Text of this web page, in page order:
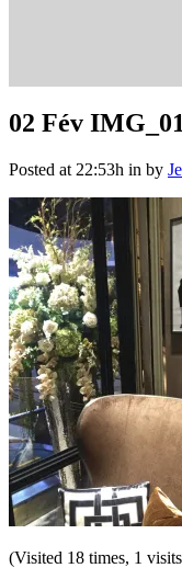
02 Fév
Posted at 22:53h in by
(Visited 18 times, 1